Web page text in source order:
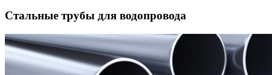
Стальные трубы для водопровода